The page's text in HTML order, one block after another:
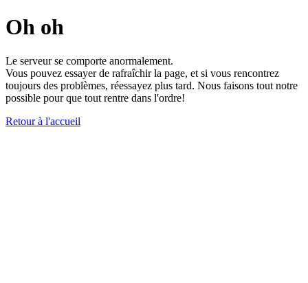
Oh oh
Le serveur se comporte anormalement.
Vous pouvez essayer de rafraîchir la page, et si vous rencontrez
toujours des problèmes, réessayez plus tard. Nous faisons tout notre
possible pour que tout rentre dans l'ordre!
Retour à l'accueil